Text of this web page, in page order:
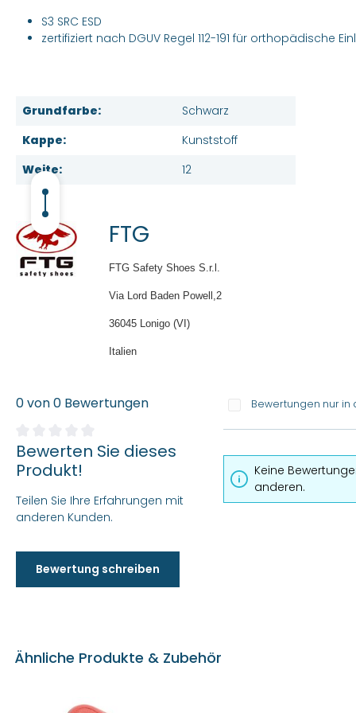
S3 SRC ESD
zertifiziert nach DGUV Regel 112-191 für orthopädische
Grundfarbe:
Schwarz
Kappe:
Kunststoff
Weite:
12
FTG
FTG Safety Shoes S.r.l.
Via Lord Baden Powell,2
36045 Lonigo (VI)
Italien
0 von 0 Bewertungen
Durchschnittliche Bewertung von 0 von 5 Sternen
Bewerten Sie dieses
Produkt!
Teilen Sie Ihre Erfahrungen mit
anderen Kunden.
Bewertung schreiben
Bewertungen nur
Keine
anderen.
Ähnliche Produkte & Zubehör